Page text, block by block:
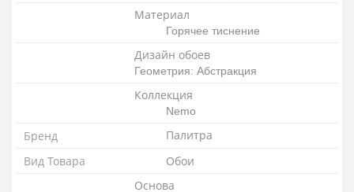
Материал
Горячее тиснение
Дизайн обоев
Геометрия: Абстракция
Коллекция
Nemo
Бренд
Палитра
Вид Товара
Обои
Основа